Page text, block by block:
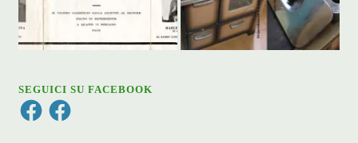
SEGUICI SU FACEBOOK
FacebookFacebook